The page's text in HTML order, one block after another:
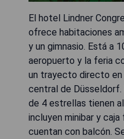
El hotel Lindner
ofrece habitaciones
y un gimnasio. Está a
aeropuerto y la feria
un trayecto directo
central de
de 4 estrellas tienen
incluyen minibar y
cuentan con balcón.